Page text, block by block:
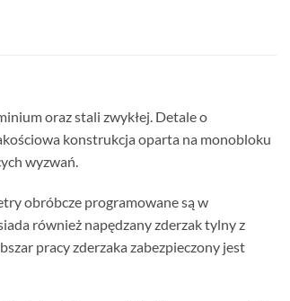
oraz stali zwykłej. Detale o
konstrukcja oparta na monobloku
wyzwań.
obróbcze programowane są w
również napędzany zderzak tylny z
pracy zderzaka zabezpieczony jest